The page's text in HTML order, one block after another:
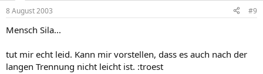
8 August 2003 #9
Mensch Sila...
tut mir echt leid. Kann mir vorstellen, dass es auch nach der
langen Trennung nicht leicht ist. :troest